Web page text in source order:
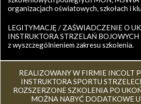
organizacjach oświatowych, szkołach i
LEGITYMACJĘ / ZAŚWIADCZENIE O
INSTRUKTORA STRZELAŃ BOJOWYCH
z wyszczególnieniem zakresu szkolenia.
REALIZOWANY W FIRMIE INCOLT
INSTRUKTORA SPORTU
ROZSZERZONE SZKOLENIA PO
MOŻNA NABYĆ DODATKOWE